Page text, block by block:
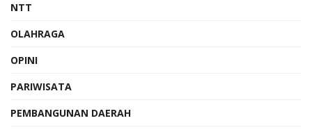
NTT
OLAHRAGA
OPINI
PARIWISATA
PEMBANGUNAN DAERAH